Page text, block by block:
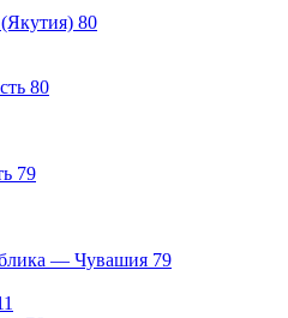
80
80
79
— Чувашия 79